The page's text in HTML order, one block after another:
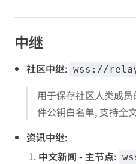
中继
社区中继: wss://
用于保存社区人类成
件公钥白名单, 支持全
资讯中继:
中文新闻 - 主节点: